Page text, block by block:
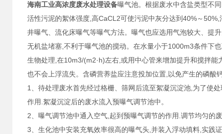
海南工业高浓度废水处理设备曝气池。根据废水中含盐类型不
活性污泥的絮体强度,高CaCL2可使污泥中灰分达到40%～
井曝气、流化床曝气等曝气方法。曝气也应选用气泡较大、提
无机盐堵塞,不利于曝气池的搅动。在水量小于1000m3条件下
生物处理,在10m3/(m2·h)左右,或用中心管来增加提升和搅拌
也不会上浮流失。含磷营养盐应注意投加位置,以免产生的磷酸
1、待处理废水首先经过格栅、筛网后流至絮凝沉淀池,为了使
作用.絮凝沉淀后的废水流入预曝气调节池中。
2、曝气调节池中通入空气,起到预曝气调节的作用.调节均匀的
3、生化池中安装充氧效率很高的曝气头,并装入浮动填料,实践